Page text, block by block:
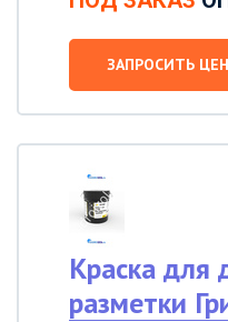
ЗАПРОСИТЬ
Краска для
разметки